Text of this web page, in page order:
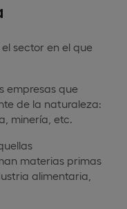
sector en el que
empresas que
de la naturaleza:
minería, etc.
materias primas
alimentaria,